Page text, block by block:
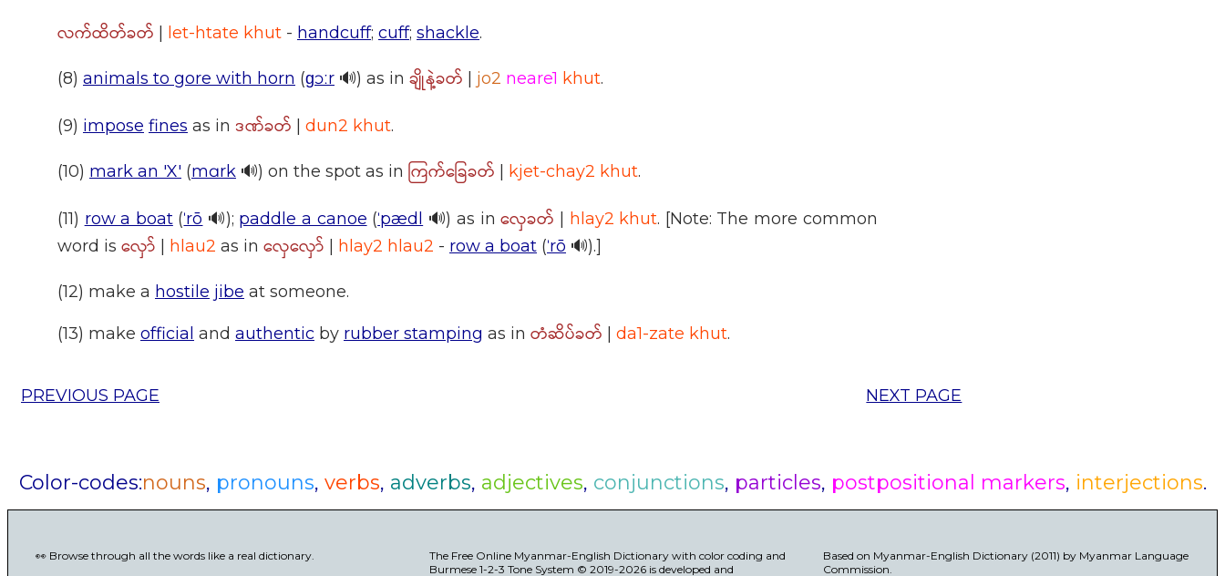
လက်ထိတ်ခတ် | let-htate khut - handcuff; cuff; shackle.
(8) animals to gore with horn (ɡɔːr 🔊) as in ချိုနဲ့ခတ် | jo2 neare1 khut.
(9) impose fines as in ဒဏ်ခတ် | dun2 khut.
(10) mark an 'X' (mɑrk 🔊) on the spot as in ကြက်ခြေခတ် | kjet-chay2 khut.
(11) row a boat(ˈrō 🔊); paddle a canoe (ˈpædl 🔊) as inလှေခတ် | hlay2 khut. [Note: The more common
word is လှော် | hlau2 as in လှေလှော် | hlay2 hlau2 - row a boat (ˈrō 🔊).]
(12) make a hostile jibe at someone.
(13) make official and authentic by rubber stamping as in တံဆိပ်ခတ် | da1-zate khut.
PREVIOUS PAGE NEXT PAGE
Color-codes:nouns, pronouns, verbs, adverbs, adjectives, conjunctions, particles, postpositional markers, interjections.
👀 Browse through all the words like a real dictionary.
The Free Online Myanmar-English Dictionary with color coding and
Burmese 1-2-3 Tone System © 2019-2026 is developed and
Based on Myanmar-English Dictionary (2011) by Myanmar Language
Commission.